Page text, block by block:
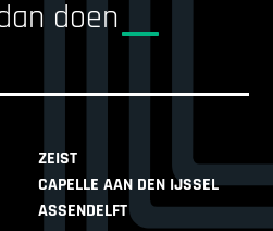
doen
ZEIST
CAPELLE AAN DEN IJSSEL
ASSENDELFT